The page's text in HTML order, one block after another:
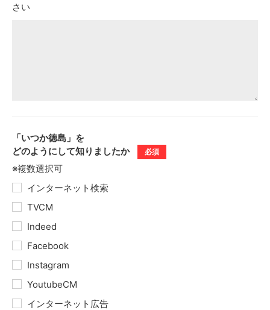
さい
「いつか徳島」を
どのようにして知りましたか 必須
※複数選択可
インターネット検索
TVCM
Indeed
Facebook
Instagram
YoutubeCM
インターネット広告